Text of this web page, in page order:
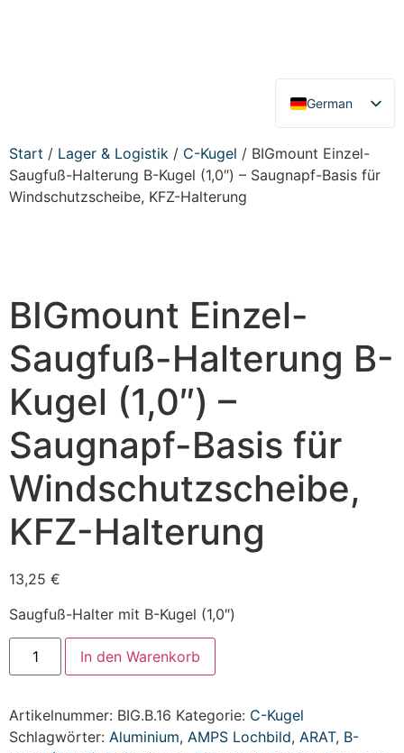
German
English
Start / Lager & Logistik / C-Kugel / BIGmount Einzel-
Saugfuß-Halterung B-Kugel (1,0″) – Saugnapf-Basis für
Windschutzscheibe, KFZ-Halterung
BIGmount Einzel-
Saugfuß-Halterung B-
Kugel (1,0″) –
Saugnapf-Basis für
Windschutzscheibe,
KFZ-Halterung
13,25 €
Saugfuß-Halter mit B-Kugel (1,0″)
In den Warenkorb
Artikelnummer: BIG.B.16 Kategorie: C-Kugel
Schlagwörter: Aluminium, AMPS Lochbild, ARAT, B-